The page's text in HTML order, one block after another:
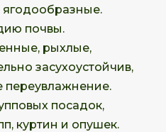
ягодообразные.
почвы.
рыхлые,
засухоустойчив,
переувлажнение.
посадок,
куртин и опушек.